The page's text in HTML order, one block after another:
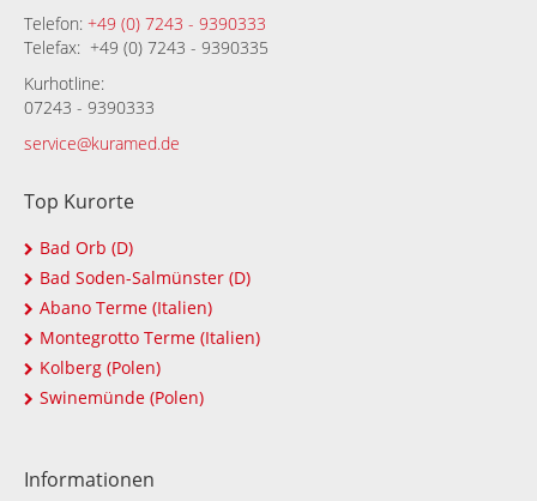
Telefon: +49 (0) 7243 - 9390333
Telefax: +49 (0) 7243 - 9390335
Kurhotline:
07243 - 9390333
service@kuramed.de
Top Kurorte
Bad Orb (D)
Bad Soden-Salmünster (D)
Abano Terme (Italien)
Montegrotto Terme (Italien)
Kolberg (Polen)
Swinemünde (Polen)
Informationen